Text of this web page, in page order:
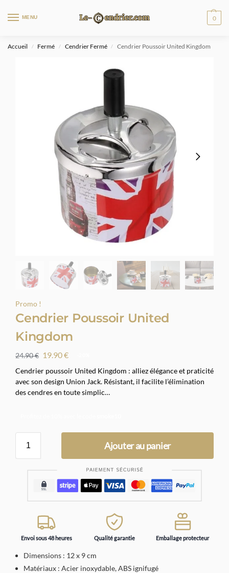
MENU 0
Accueil / Fermé / Cendrier Fermé / Cendrier Poussoir United Kingdom
Promo !
Cendrier Poussoir United
Kingdom
24.90€ 19.90€
Cendrier poussoir United Kingdom : alliez élégance et praticité
avec son design Union Jack. Résistant, il facilite l’élimination
des cendres en toute simplic…
Ajouter au panier
Envoi sous 48 heures Qualité garantie Emballage protecteur
Dimensions : 12 x 9 cm
Matériaux : Acier inoxydable, ABS ignifugé